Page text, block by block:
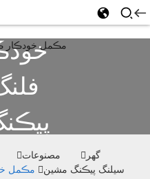
گھر مصنوعات
سيلنگ پيڪنگ مشين
مڪمل